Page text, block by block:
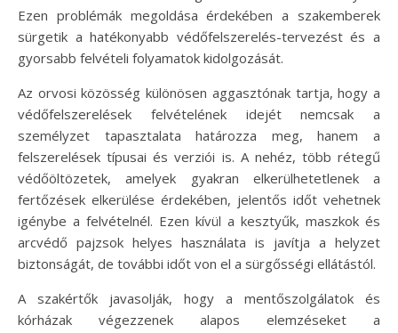
Ezen problémák megoldása érdekében a szakemberek
sürgetik a hatékonyabb védőfelszerelés-tervezést és a
gyorsabb felvételi folyamatok kidolgozását.
Az orvosi közösség különösen aggasztónak tartja, hogy a
védőfelszerelések felvételének idejét nemcsak a
személyzet tapasztalata határozza meg, hanem a
felszerelések típusai és verziói is. A nehéz, több rétegű
védőöltözetek, amelyek gyakran elkerülhetetlenek a
fertőzések elkerülése érdekében, jelentős időt vehetnek
igénybe a felvételnél. Ezen kívül a kesztyűk, maszkok és
arcvédő pajzsok helyes használata is javítja a helyzet
biztonságát, de további időt von el a sürgősségi ellátástól.
A szakértők javasolják, hogy a mentőszolgálatok és
kórházak végezzenek alapos elemzéseket a